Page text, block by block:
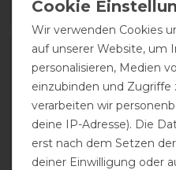
ARTIKEL MERKEN
Wir verwenden Cookies
auf unserer Website, um
personalisieren, Medien
einzubinden und Zugriffe
verarbeiten wir
deine IP-Adresse). Die
erst nach dem Setzen
deiner Einwilligung oder